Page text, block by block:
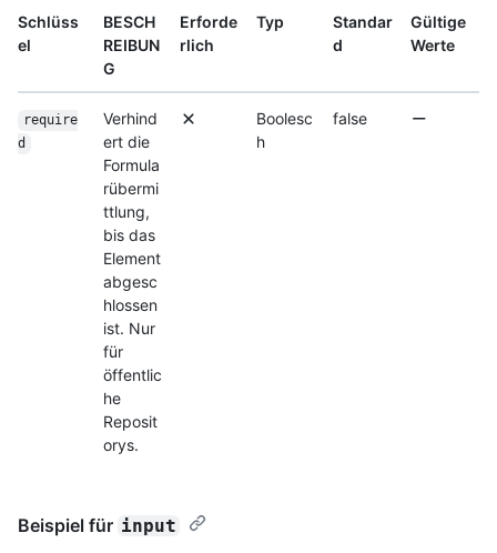
Schlüss
el
BESCH
REIBUN
G
Erforde
rlich
Typ
Standar
d
Gültige
Werte
require
d
Verhind
ert die
Formula
rübermi
ttlung,
bis das
Element
abgesc
hlossen
ist. Nur
für
öffentlic
he
Reposit
orys.
Boolesc
h
false
Beispiel für input